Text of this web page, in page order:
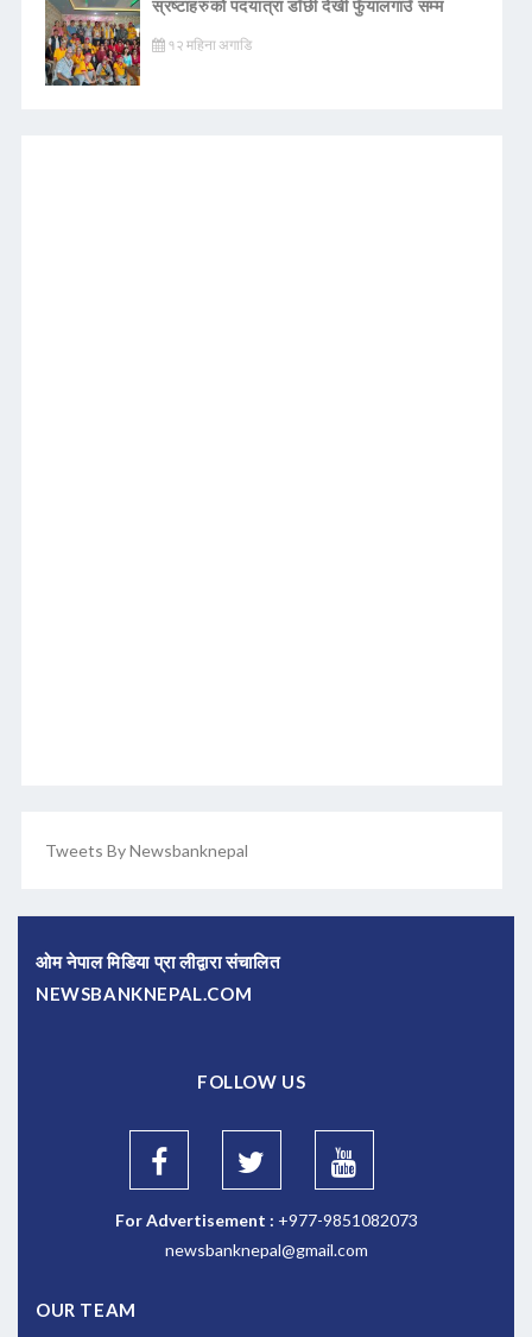
स्रष्टाहरुको पदयात्रा डाँछी देखी फुँयालगाउँ सम्म
१२ महिना अगाडि
Tweets By Newsbanknepal
ओम नेपाल मिडिया प्रा लीद्वारा संचालित
NEWSBANKNEPAL.COM
FOLLOW US
For Advertisement : +977-9851082073
newsbanknepal@gmail.com
OUR TEAM